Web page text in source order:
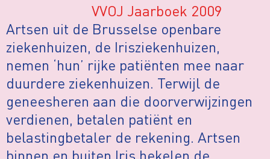
VVOJ Jaarboek 2009
Artsen uit de Brusselse openbare
ziekenhuizen, de Irisziekenhuizen,
nemen ‘hun’ rijke patiënten mee naar
duurdere ziekenhuizen. Terwijl de
geneesheren aan die doorverwijzingen
verdienen, betalen patiënt en
belastingbetaler de rekening. Artsen
binnen en buiten Iris hekelen de